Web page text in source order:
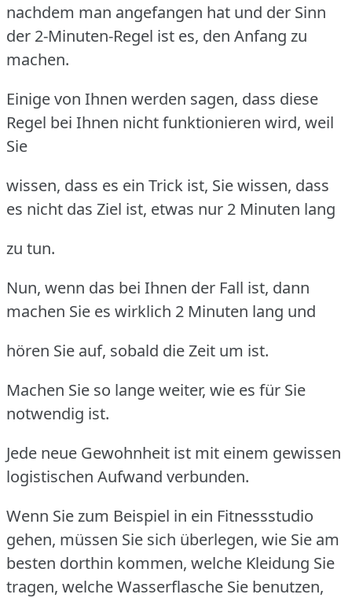
nachdem man angefangen hat und der Sinn
der 2-Minuten-Regel ist es, den Anfang zu
machen.
Einige von Ihnen werden sagen, dass diese
Regel bei Ihnen nicht funktionieren wird, weil
Sie
wissen, dass es ein Trick ist, Sie wissen, dass
es nicht das Ziel ist, etwas nur 2 Minuten lang
zu tun.
Nun, wenn das bei Ihnen der Fall ist, dann
machen Sie es wirklich 2 Minuten lang und
hören Sie auf, sobald die Zeit um ist.
Machen Sie so lange weiter, wie es für Sie
notwendig ist.
Jede neue Gewohnheit ist mit einem gewissen
logistischen Aufwand verbunden.
Wenn Sie zum Beispiel in ein Fitnessstudio
gehen, müssen Sie sich überlegen, wie Sie am
besten dorthin kommen, welche Kleidung Sie
tragen, welche Wasserflasche Sie benutzen,